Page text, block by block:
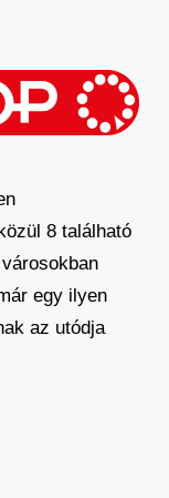
8 található
egy ilyen
az utódja